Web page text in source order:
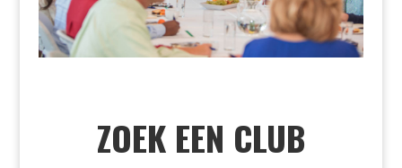
ZOEK EEN CLUB